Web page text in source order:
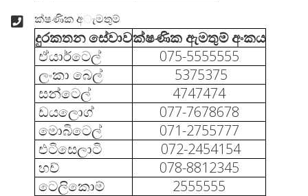
ක්ෂණික අැමතුම්
දුරකතන සේවාවක්ෂණික ඇමතුම් අංකය
ඒයාර්ටෙල්
075-5555555
ලංකා බෙල්
5375375
සන්ටෙල්
4747474
ඩයලොග්
077-7678678
මොබිටෙල්
071-2755777
එටිසෙලාටි
072-2454154
හච්
078-8812345
ටෙලිකොම්
2555555